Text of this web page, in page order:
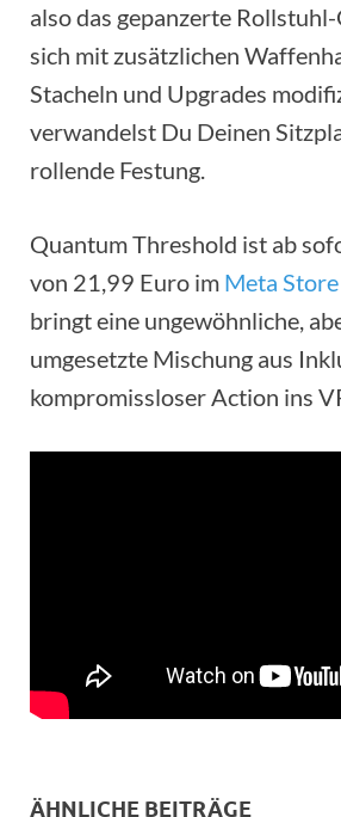
also das gepanzerte
sich mit zusätzlichen
Stacheln und Upgrades
verwandelst Du Deinen
rollende Festung.
Quantum Threshold ist ab
von 21,99 Euro im Meta Store
bringt eine ungewöhnliche,
umgesetzte Mischung aus
kompromissloser Action ins
ÄHNLICHE BEITRÄGE